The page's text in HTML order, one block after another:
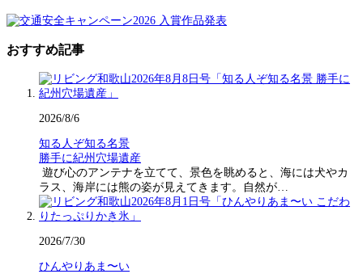
おすすめ記事
2026/8/6
知る人ぞ知る名景
勝手に紀州穴場遺産
遊び心のアンテナを立てて、景色を眺めると、海には犬やカ
ラス、海岸には熊の姿が見えてきます。自然が…
2026/7/30
ひんやりあま〜い